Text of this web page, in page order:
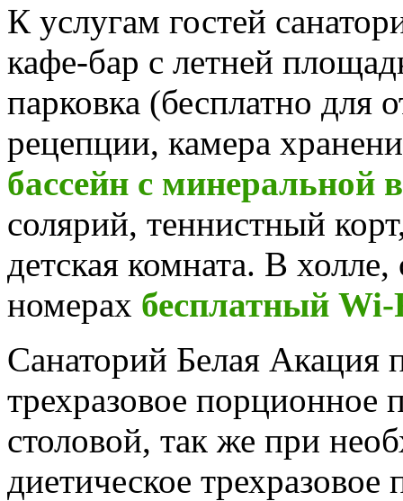
К услугам гостей
кафе-бар с летней
парковка (бесплатно
рецепции, камера
бассейн с минеральной
солярий, теннистный
детская комната. В
номерах бесплатный
Санаторий Белая Акация
трехразовое порционное
столовой, так же при
диетическое трехразовое